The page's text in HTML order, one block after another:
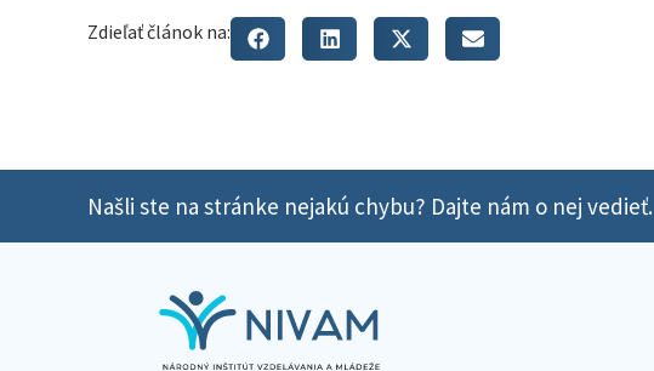
Zdieľať článok na:
Našli ste na stránke nejakú chybu? Dajte nám o nej vedieť.